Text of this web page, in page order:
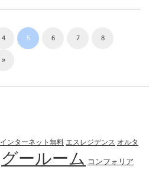
4 5 6 7 8
»
インターネット無料 エスレジデンス オルタ
グールーム コンフォリア